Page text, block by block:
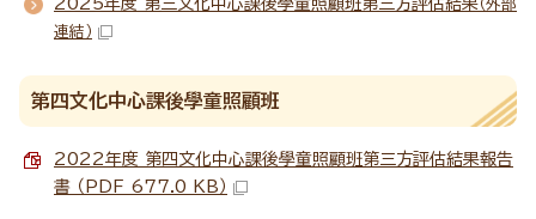
（外部
連結）
第四文化中心課後學童照顧班
2022年度 第四文化中心課後學童照顧班第三方評估結果報告
書 （PDF 677.0 KB）